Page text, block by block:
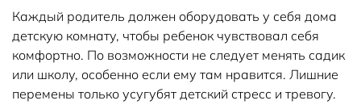
Каждый родитель должен оборудовать у себя дома
детскую комнату, чтобы ребенок чувствовал себя
комфортно. По возможности не следует менять садик
или школу, особенно если ему там нравится. Лишние
перемены только усугубят детский стресс и тревогу.